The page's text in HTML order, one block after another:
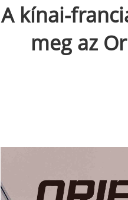
A kínai-
meg az